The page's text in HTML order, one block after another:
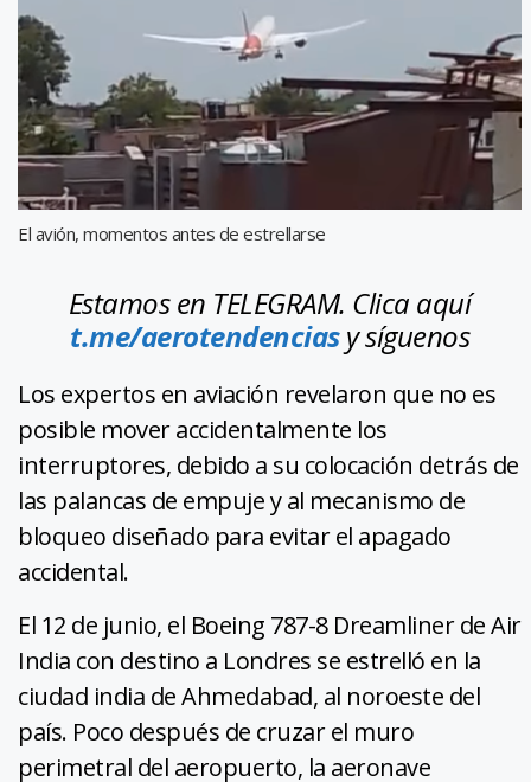
El avión, momentos antes de estrellarse
Estamos en TELEGRAM. Clica aquí
t.me/aerotendenciasy síguenos
Los expertos en aviación revelaron que no es
posible mover accidentalmente los
interruptores, debido a su colocación detrás de
las palancas de empuje y al mecanismo de
bloqueo diseñado para evitar el apagado
accidental.
El 12 de junio, el Boeing 787-8 Dreamliner de Air
India con destino a Londres se estrelló en la
ciudad india de Ahmedabad, al noroeste del
país. Poco después de cruzar el muro
perimetral del aeropuerto, la aeronave